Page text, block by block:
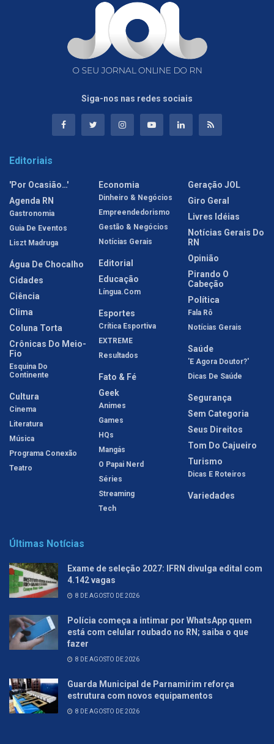
Siga-nos nas redes sociais
Editoriais
'Por Ocasião…'
Agenda RN
Gastronomia
Guia De Eventos
Liszt Madruga
Água De Chocalho
Cidades
Ciência
Clima
Coluna Torta
Crônicas Do Meio-
Fio
Esquina Do
Continente
Cultura
Cinema
Literatura
Música
Programa Conexão
Teatro
Economia
Dinheiro & Negócios
Empreendedorismo
Gestão & Negócios
Notícias Gerais
Editorial
Educação
Língua.com
Esportes
Crítica Esportiva
EXTREME
Resultados
Fato & Fé
Geek
Animes
Games
HQs
Mangás
O Papai Nerd
Séries
Streaming
Tech
Geração JOL
Giro Geral
Livres Idéias
Notícias Gerais Do
RN
Opinião
Pirando O
Cabeção
Política
Fala Rô
Notícias Gerais
Saúde
'E Agora Doutor?'
Dicas De Saúde
Segurança
Sem Categoria
Seus Direitos
Tom Do Cajueiro
Turismo
Dicas E Roteiros
Variedades
Últimas Notícias
Exame de seleção 2027: IFRN divulga edital com
4.142 vagas
8 DE AGOSTO DE 2026
Polícia começa a intimar por WhatsApp quem
está com celular roubado no RN; saiba o que
fazer
8 DE AGOSTO DE 2026
Guarda Municipal de Parnamirim reforça
estrutura com novos equipamentos
8 DE AGOSTO DE 2026